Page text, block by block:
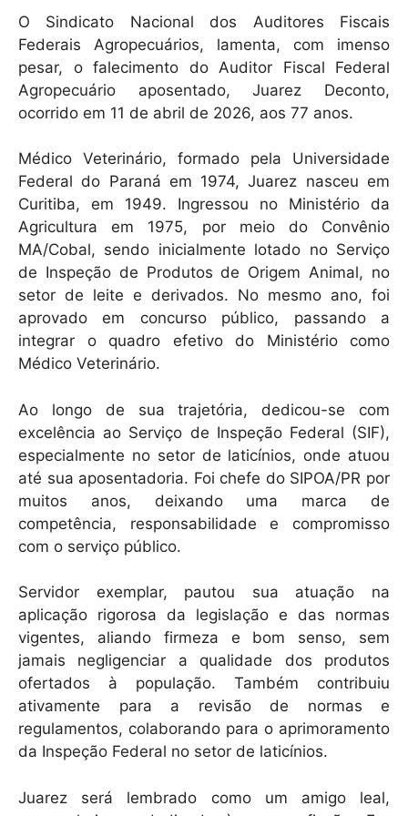
at
s
A
p
p
c
e
b
o
o
k
ai
l
O Sindicato Nacional dos Auditores Fiscais
Federais Agropecuários, lamenta, com imenso
pesar, o falecimento do Auditor Fiscal Federal
Agropecuário aposentado, Juarez Deconto,
ocorrido em 11 de abril de 2026, aos 77 anos.
Médico Veterinário, formado pela Universidade
Federal do Paraná em 1974, Juarez nasceu em
Curitiba, em 1949. Ingressou no Ministério da
Agricultura em 1975, por meio do Convênio
MA/Cobal, sendo inicialmente lotado no Serviço
de Inspeção de Produtos de Origem Animal, no
setor de leite e derivados. No mesmo ano, foi
aprovado em concurso público, passando a
integrar o quadro efetivo do Ministério como
Médico Veterinário.
Ao longo de sua trajetória, dedicou-se com
excelência ao Serviço de Inspeção Federal (SIF),
especialmente no setor de laticínios, onde atuou
até sua aposentadoria. Foi chefe do SIPOA/PR por
muitos anos, deixando uma marca de
competência, responsabilidade e compromisso
com o serviço público.
Servidor exemplar, pautou sua atuação na
aplicação rigorosa da legislação e das normas
vigentes, aliando firmeza e bom senso, sem
jamais negligenciar a qualidade dos produtos
ofertados à população. Também contribuiu
ativamente para a revisão de normas e
regulamentos, colaborando para o aprimoramento
da Inspeção Federal no setor de laticínios.
Juarez será lembrado como um amigo leal,